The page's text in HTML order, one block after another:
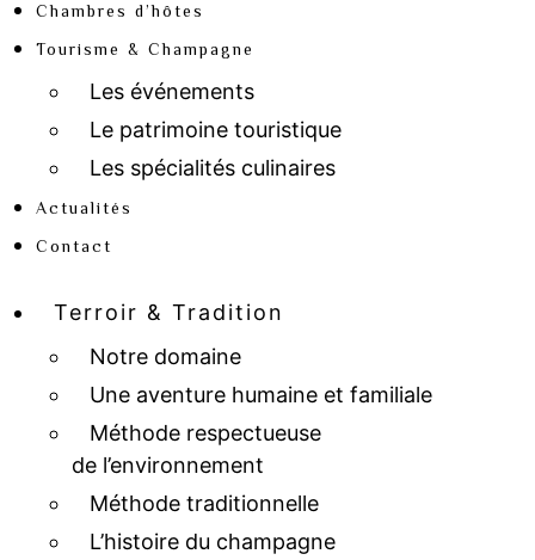
Chambres d’hôtes
Tourisme & Champagne
Les événements
Le patrimoine touristique
Les spécialités culinaires
Actualités
Contact
Terroir & Tradition
Notre domaine
Une aventure humaine et familiale
Méthode respectueuse
de l’environnement
Méthode traditionnelle
L’histoire du champagne